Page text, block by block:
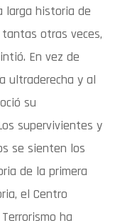
larga historia de
tantas otras veces,
En vez de
ultraderecha y al
su
supervivientes y
se sienten los
de la primera
el Centro
ha